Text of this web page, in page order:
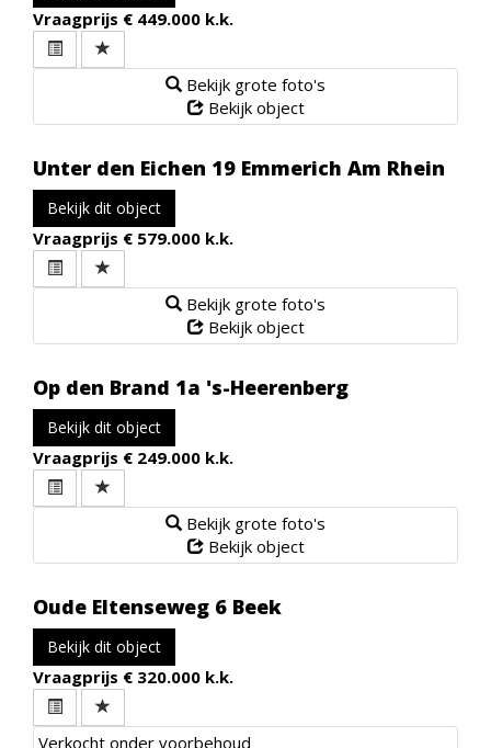
Vraagprijs € 449.000 k.k.
Bekijk grote foto's
Bekijk object
Unter den Eichen 19 Emmerich Am Rhein
Bekijk dit object
Vraagprijs € 579.000 k.k.
Bekijk grote foto's
Bekijk object
Op den Brand 1a 's-Heerenberg
Bekijk dit object
Vraagprijs € 249.000 k.k.
Bekijk grote foto's
Bekijk object
Oude Eltenseweg 6 Beek
Bekijk dit object
Vraagprijs € 320.000 k.k.
Verkocht onder voorbehoud